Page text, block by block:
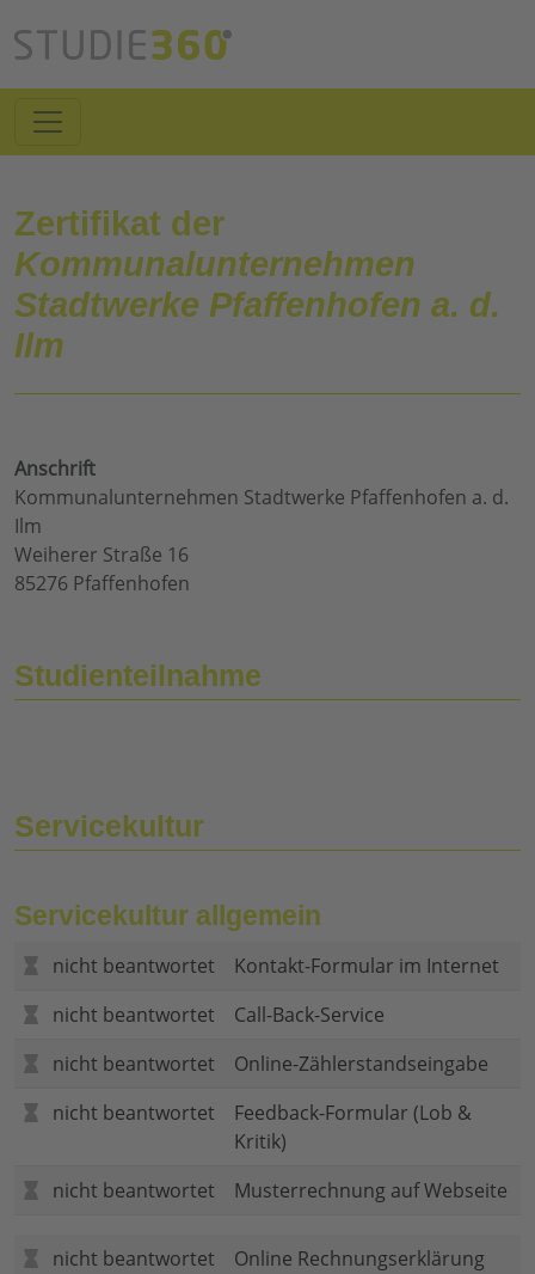
Zertifikat der
Kommunalunternehmen
Stadtwerke Pfaffenhofen a. d.
Ilm
Anschrift
Kommunalunternehmen Stadtwerke Pfaffenhofen a. d.
Ilm
Weiherer Straße 16
85276 Pfaffenhofen
Studienteilnahme
Servicekultur
Servicekultur allgemein
nicht beantwortet
Kontakt-Formular im Internet
nicht beantwortet
Call-Back-Service
nicht beantwortet
Online-Zählerstandseingabe
nicht beantwortet
Feedback-Formular (Lob &
Kritik)
nicht beantwortet
Musterrechnung auf Webseite
nicht beantwortet
Online Rechnungserklärung